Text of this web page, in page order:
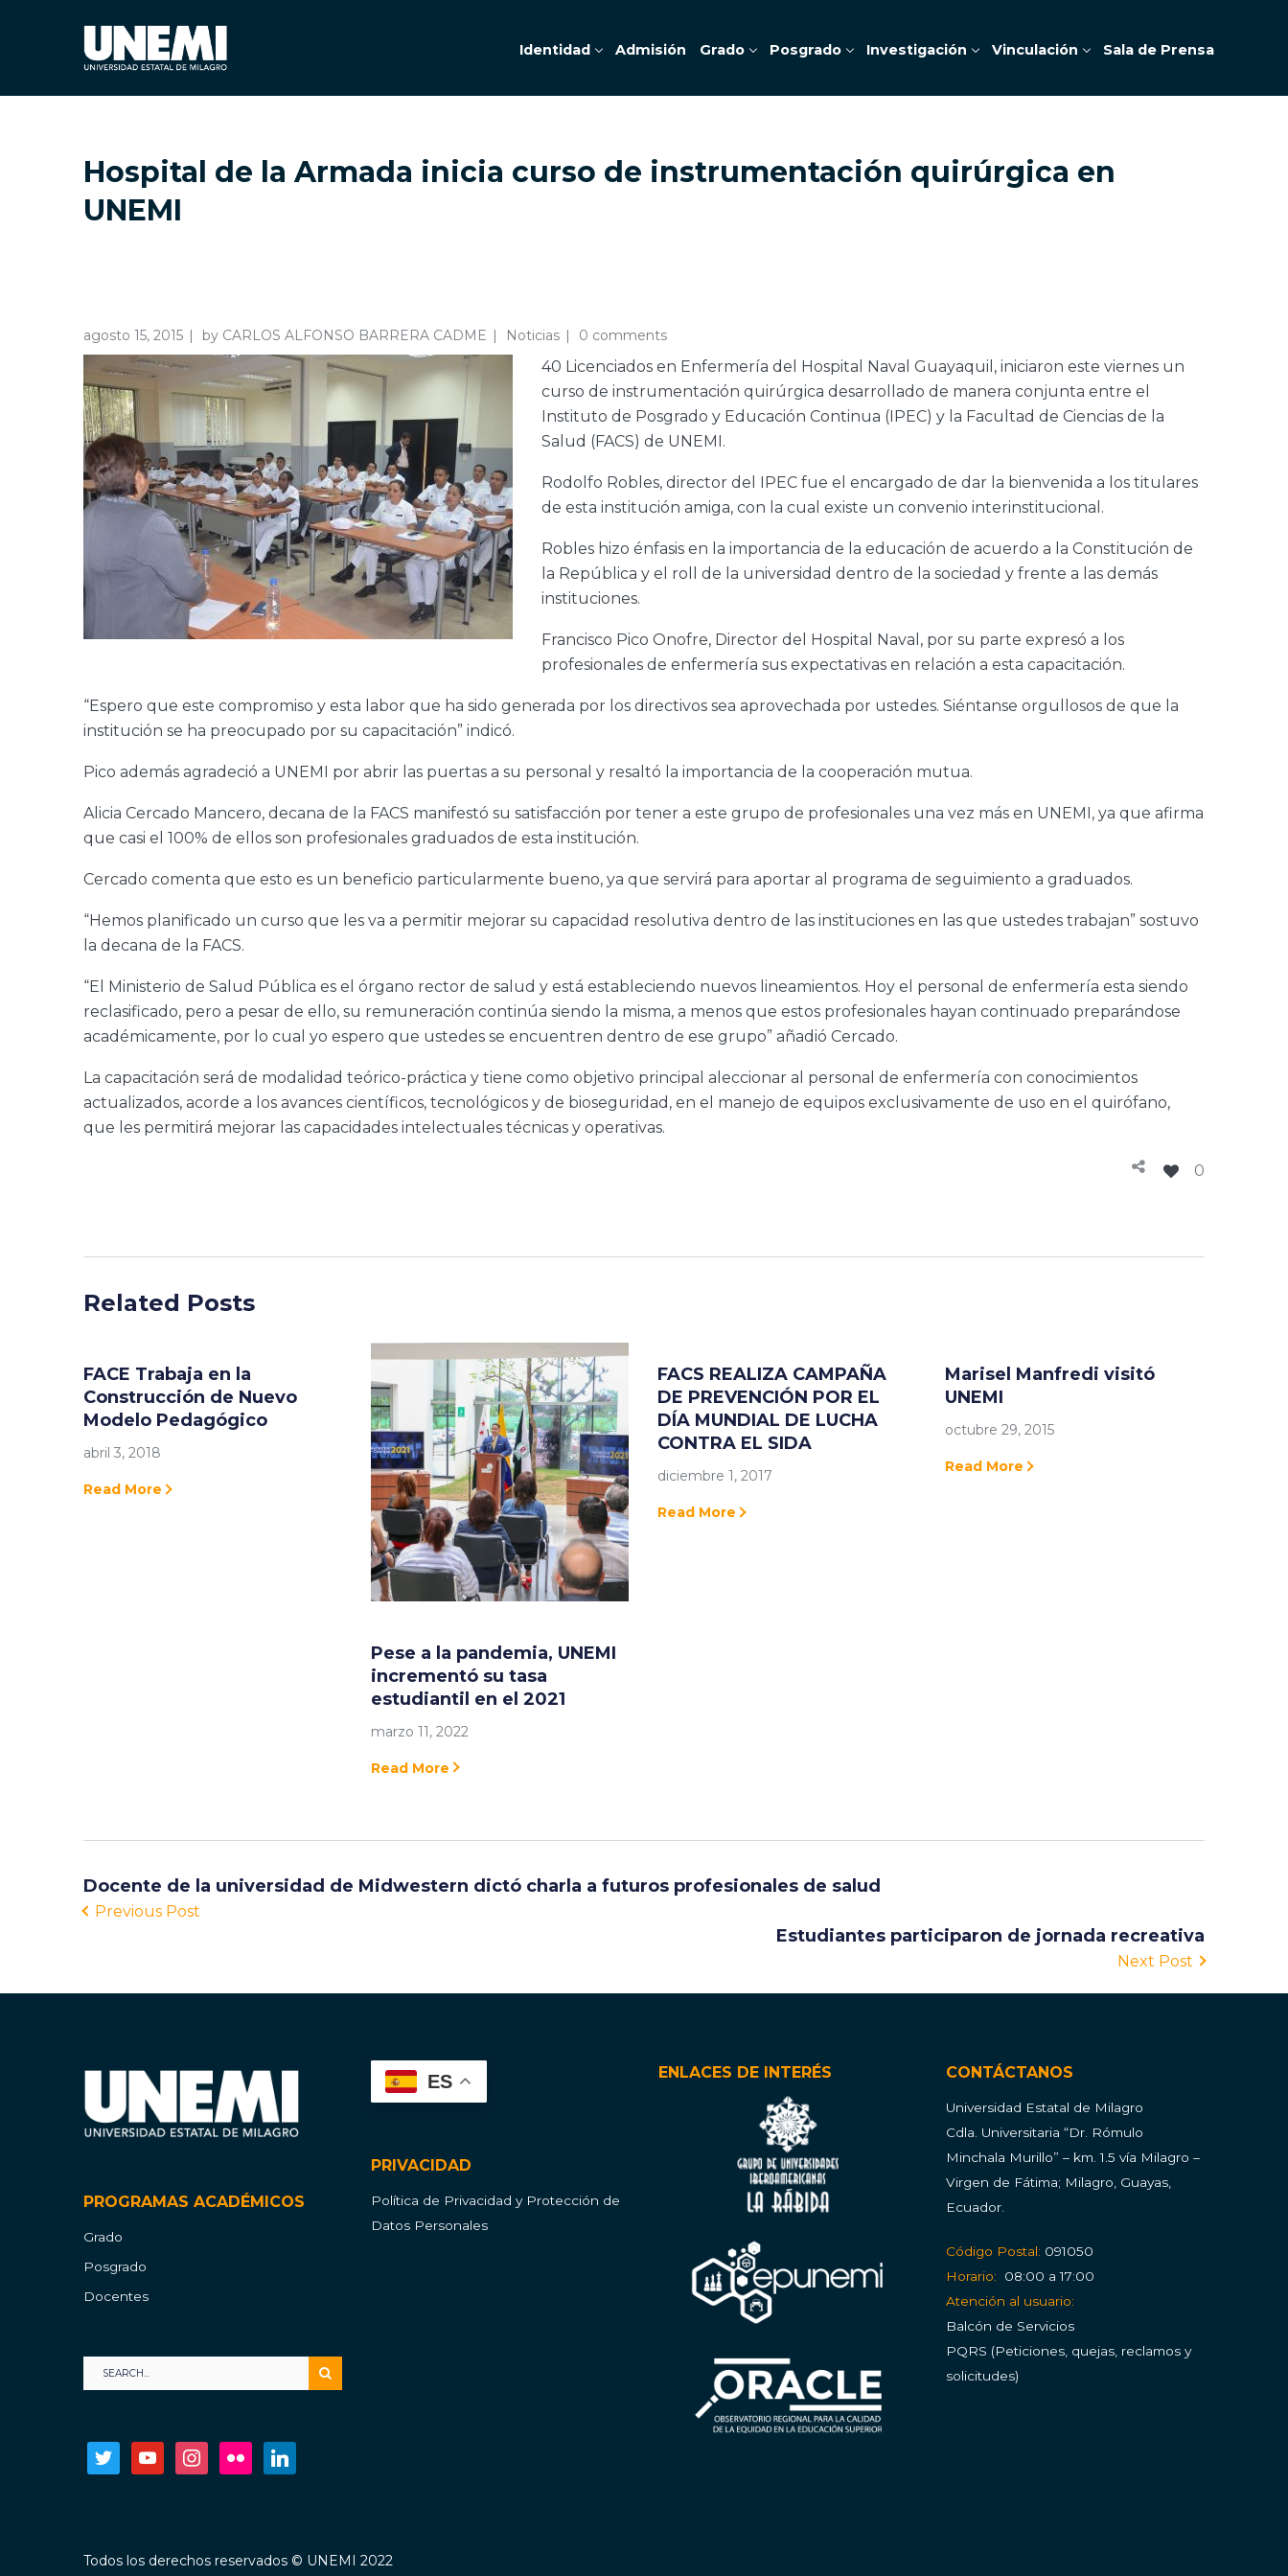
Identidad Admisión Grado Posgrado Investigación Vinculación Sala de Prensa
Hospital de la Armada inicia curso de instrumentación quirúrgica en
UNEMI
agosto 15, 2015 by CARLOS ALFONSO BARRERA CADME Noticias 0 comments
40 Licenciados en Enfermería del Hospital Naval Guayaquil, iniciaron este viernes un
curso de instrumentación quirúrgica desarrollado de manera conjunta entre el
Instituto de Posgrado y Educación Continua (IPEC) y la Facultad de Ciencias de la
Salud (FACS) de UNEMI.
Rodolfo Robles, director del IPEC fue el encargado de dar la bienvenida a los titulares
de esta institución amiga, con la cual existe un convenio interinstitucional.
Robles hizo énfasis en la importancia de la educación de acuerdo a la Constitución de
la República y el roll de la universidad dentro de la sociedad y frente a las demás
instituciones.
Francisco Pico Onofre, Director del Hospital Naval, por su parte expresó a los
profesionales de enfermería sus expectativas en relación a esta capacitación.
“Espero que este compromiso y esta labor que ha sido generada por los directivos sea aprovechada por ustedes. Siéntanse orgullosos de que la
institución se ha preocupado por su capacitación” indicó.
Pico además agradeció a UNEMI por abrir las puertas a su personal y resaltó la importancia de la cooperación mutua.
Alicia Cercado Mancero, decana de la FACS manifestó su satisfacción por tener a este grupo de profesionales una vez más en UNEMI, ya que afirma
que casi el 100% de ellos son profesionales graduados de esta institución.
Cercado comenta que esto es un beneficio particularmente bueno, ya que servirá para aportar al programa de seguimiento a graduados.
“Hemos planificado un curso que les va a permitir mejorar su capacidad resolutiva dentro de las instituciones en las que ustedes trabajan” sostuvo
la decana de la FACS.
“El Ministerio de Salud Pública es el órgano rector de salud y está estableciendo nuevos lineamientos. Hoy el personal de enfermería esta siendo
reclasificado, pero a pesar de ello, su remuneración continúa siendo la misma, a menos que estos profesionales hayan continuado preparándose
académicamente, por lo cual yo espero que ustedes se encuentren dentro de ese grupo” añadió Cercado.
La capacitación será de modalidad teórico-práctica y tiene como objetivo principal aleccionar al personal de enfermería con conocimientos
actualizados, acorde a los avances científicos, tecnológicos y de bioseguridad, en el manejo de equipos exclusivamente de uso en el quirófano,
que les permitirá mejorar las capacidades intelectuales técnicas y operativas.
0
Related Posts
FACE Trabaja en la
Construcción de Nuevo
Modelo Pedagógico
abril 3, 2018
Read More
Pese a la pandemia, UNEMI
incrementó su tasa
estudiantil en el 2021
marzo 11, 2022
Read More
FACS REALIZA CAMPAÑA
DE PREVENCIÓN POR EL
DÍA MUNDIAL DE LUCHA
CONTRA EL SIDA
diciembre 1, 2017
Read More
Marisel Manfredi visitó
UNEMI
octubre 29, 2015
Read More
Docente de la universidad de Midwestern dictó charla a futuros profesionales de salud
Previous Post
Estudiantes participaron de jornada recreativa
Next Post
PROGRAMAS ACADÉMICOS
Grado
Posgrado
Docentes
twitter youtube instagramflickr
ES
PRIVACIDAD
Política de Privacidad y Protección de
Datos Personales
ENLACES DE INTERÉS CONTÁCTANOS
Universidad Estatal de Milagro
Cdla. Universitaria “Dr. Rómulo
Minchala Murillo” – km. 1.5 vía Milagro –
Virgen de Fátima; Milagro, Guayas,
Ecuador.
Código Postal: 091050
Horario:
08:00 a 17:00
Atención al usuario:
Balcón de Servicios
PQRS (Peticiones, quejas, reclamos y
solicitudes)
Todos los derechos reservados © UNEMI 2022